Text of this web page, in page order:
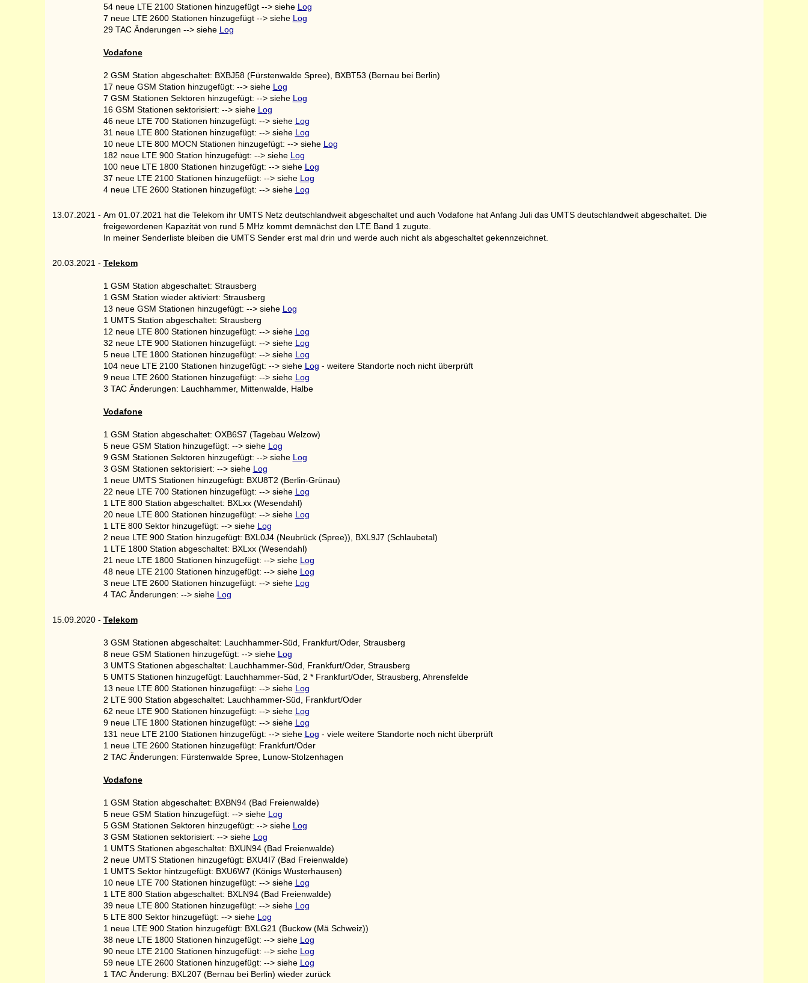
54 neue LTE 2100 Stationen hinzugefügt --> siehe Log
7 neue LTE 2600 Stationen hinzugefügt --> siehe Log
29 TAC Änderungen --> siehe Log
Vodafone
2 GSM Station abgeschaltet: BXBJ58 (Fürstenwalde Spree), BXBT53 (Bernau bei Berlin)
17 neue GSM Station hinzugefügt: --> siehe Log
7 GSM Stationen Sektoren hinzugefügt: --> siehe Log
16 GSM Stationen sektorisiert: --> siehe Log
46 neue LTE 700 Stationen hinzugefügt: --> siehe Log
31 neue LTE 800 Stationen hinzugefügt: --> siehe Log
10 neue LTE 800 MOCN Stationen hinzugefügt: --> siehe Log
182 neue LTE 900 Station hinzugefügt: --> siehe Log
100 neue LTE 1800 Stationen hinzugefügt: --> siehe Log
37 neue LTE 2100 Stationen hinzugefügt: --> siehe Log
4 neue LTE 2600 Stationen hinzugefügt: --> siehe Log
13.07.2021 - Am 01.07.2021 hat die Telekom ihr UMTS Netz deutschlandweit abgeschaltet und auch Vodafone hat Anfang Juli das UMTS deutschlandweit abgeschaltet. Die
freigewordenen Kapazität von rund 5 MHz kommt demnächst den LTE Band 1 zugute.
In meiner Senderliste bleiben die UMTS Sender erst mal drin und werde auch nicht als abgeschaltet gekennzeichnet.
20.03.2021 - Telekom
1 GSM Station abgeschaltet: Strausberg
1 GSM Station wieder aktiviert: Strausberg
13 neue GSM Stationen hinzugefügt: --> siehe Log
1 UMTS Station abgeschaltet: Strausberg
12 neue LTE 800 Stationen hinzugefügt: --> siehe Log
32 neue LTE 900 Stationen hinzugefügt: --> siehe Log
5 neue LTE 1800 Stationen hinzugefügt: --> siehe Log
104 neue LTE 2100 Stationen hinzugefügt: --> siehe Log - weitere Standorte noch nicht überprüft
9 neue LTE 2600 Stationen hinzugefügt: --> siehe Log
3 TAC Änderungen: Lauchhammer, Mittenwalde, Halbe
Vodafone
1 GSM Station abgeschaltet: OXB6S7 (Tagebau Welzow)
5 neue GSM Station hinzugefügt: --> siehe Log
9 GSM Stationen Sektoren hinzugefügt: --> siehe Log
3 GSM Stationen sektorisiert: --> siehe Log
1 neue UMTS Stationen hinzugefügt: BXU8T2 (Berlin-Grünau)
22 neue LTE 700 Stationen hinzugefügt: --> siehe Log
1 LTE 800 Station abgeschaltet: BXLxx (Wesendahl)
20 neue LTE 800 Stationen hinzugefügt: --> siehe Log
1 LTE 800 Sektor hinzugefügt: --> siehe Log
2 neue LTE 900 Station hinzugefügt: BXL0J4 (Neubrück (Spree)), BXL9J7 (Schlaubetal)
1 LTE 1800 Station abgeschaltet: BXLxx (Wesendahl)
21 neue LTE 1800 Stationen hinzugefügt: --> siehe Log
48 neue LTE 2100 Stationen hinzugefügt: --> siehe Log
3 neue LTE 2600 Stationen hinzugefügt: --> siehe Log
4 TAC Änderungen: --> siehe Log
15.09.2020 - Telekom
3 GSM Stationen abgeschaltet: Lauchhammer-Süd, Frankfurt/Oder, Strausberg
8 neue GSM Stationen hinzugefügt: --> siehe Log
3 UMTS Stationen abgeschaltet: Lauchhammer-Süd, Frankfurt/Oder, Strausberg
5 UMTS Stationen hinzugefügt: Lauchhammer-Süd, 2 * Frankfurt/Oder, Strausberg, Ahrensfelde
13 neue LTE 800 Stationen hinzugefügt: --> siehe Log
2 LTE 900 Station abgeschaltet: Lauchhammer-Süd, Frankfurt/Oder
62 neue LTE 900 Stationen hinzugefügt: --> siehe Log
9 neue LTE 1800 Stationen hinzugefügt: --> siehe Log
131 neue LTE 2100 Stationen hinzugefügt: --> siehe Log - viele weitere Standorte noch nicht überprüft
1 neue LTE 2600 Stationen hinzugefügt: Frankfurt/Oder
2 TAC Änderungen: Fürstenwalde Spree, Lunow-Stolzenhagen
Vodafone
1 GSM Station abgeschaltet: BXBN94 (Bad Freienwalde)
5 neue GSM Station hinzugefügt: --> siehe Log
5 GSM Stationen Sektoren hinzugefügt: --> siehe Log
3 GSM Stationen sektorisiert: --> siehe Log
1 UMTS Stationen abgeschaltet: BXUN94 (Bad Freienwalde)
2 neue UMTS Stationen hinzugefügt: BXU4I7 (Bad Freienwalde)
1 UMTS Sektor hintzugefügt: BXU6W7 (Königs Wusterhausen)
10 neue LTE 700 Stationen hinzugefügt: --> siehe Log
1 LTE 800 Station abgeschaltet: BXLN94 (Bad Freienwalde)
39 neue LTE 800 Stationen hinzugefügt: --> siehe Log
5 LTE 800 Sektor hinzugefügt: --> siehe Log
1 neue LTE 900 Station hinzugefügt: BXLG21 (Buckow (Mä Schweiz))
38 neue LTE 1800 Stationen hinzugefügt: --> siehe Log
90 neue LTE 2100 Stationen hinzugefügt: --> siehe Log
59 neue LTE 2600 Stationen hinzugefügt: --> siehe Log
1 TAC Änderung: BXL207 (Bernau bei Berlin) wieder zurück